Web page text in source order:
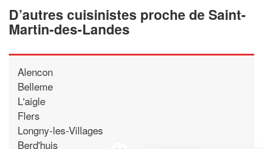
D’autres cuisinistes proche de Saint-
Martin-des-Landes
Alencon
Belleme
L'aigle
Flers
Longny-les-Villages
Berd'huis